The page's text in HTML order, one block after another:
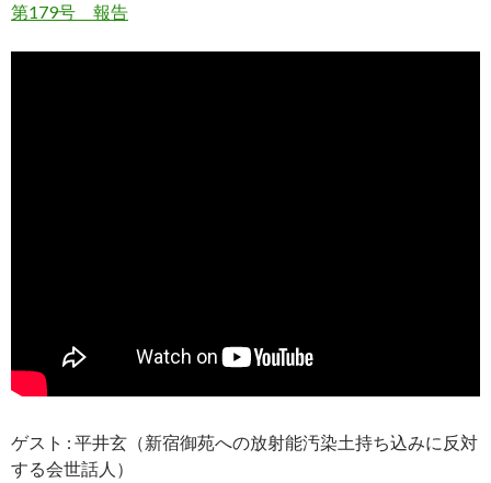
第179号 報告
ゲスト : 平井玄（新宿御苑への放射能汚染土持ち込みに反対
する会世話人）